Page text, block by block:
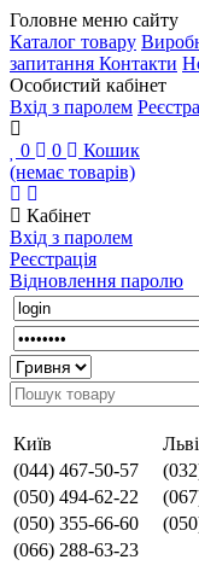
Головне меню сайту
Каталог товару
запитання Контакти
Особистий кабінет
Вхід з паролем
0 0
Кошик
(немає товарів)
Кабінет
Вхід з паролем
Реєстрація
Відновлення паролю
Київ
(044) 467-50-57
(050) 494-62-22
(050) 355-66-60
(066) 288-63-23